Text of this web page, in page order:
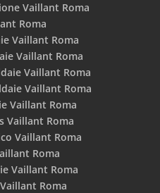
Vaillant Roma
Roma
Vaillant Roma
Vaillant Roma
Vaillant Roma
Vaillant Roma
Vaillant Roma
Vaillant Roma
Vaillant Roma
Roma
Vaillant Roma
Roma